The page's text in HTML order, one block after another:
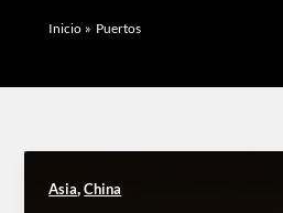
Inicio Puertos
Asia,China